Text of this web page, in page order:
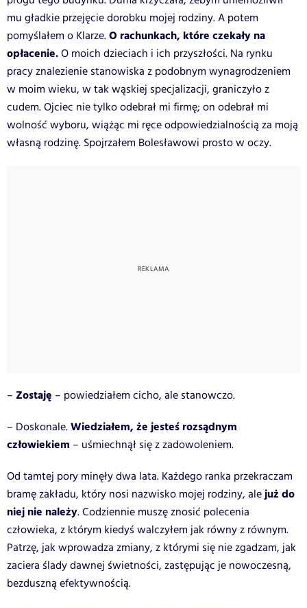
mu gładkie przejęcie dorobku mojej rodziny. A potem
pomyślałem o Klarze.O rachunkach, które czekały na
opłacenie.O moich dzieciach i ich przyszłości. Na rynku
pracy znalezienie stanowiska z podobnym wynagrodzeniem
w moim wieku, w tak wąskiej specjalizacji, graniczyło z
cudem. Ojciec nie tylko odebrał mi firmę; on odebrał mi
wolność wyboru, wiążąc mi ręce odpowiedzialnością za moją
własną rodzinę. Spojrzałem Bolesławowi prosto w oczy.
– Zostaję – powiedziałem cicho, ale stanowczo.
– Doskonale.Wiedziałem, że jesteś rozsądnym
człowiekiem – uśmiechnął się z zadowoleniem.
Od tamtej pory minęły dwa lata. Każdego ranka przekraczam
bramę zakładu, który nosi nazwisko mojej rodziny, alejuż do
niej nie należy. Codziennie muszę znosić polecenia
człowieka, z którym kiedyś walczyłem jak równy z równym.
Patrzę, jak wprowadza zmiany, z którymi się nie zgadzam, jak
zaciera ślady dawnej świetności, zastępując je nowoczesną,
bezduszną efektywnością.